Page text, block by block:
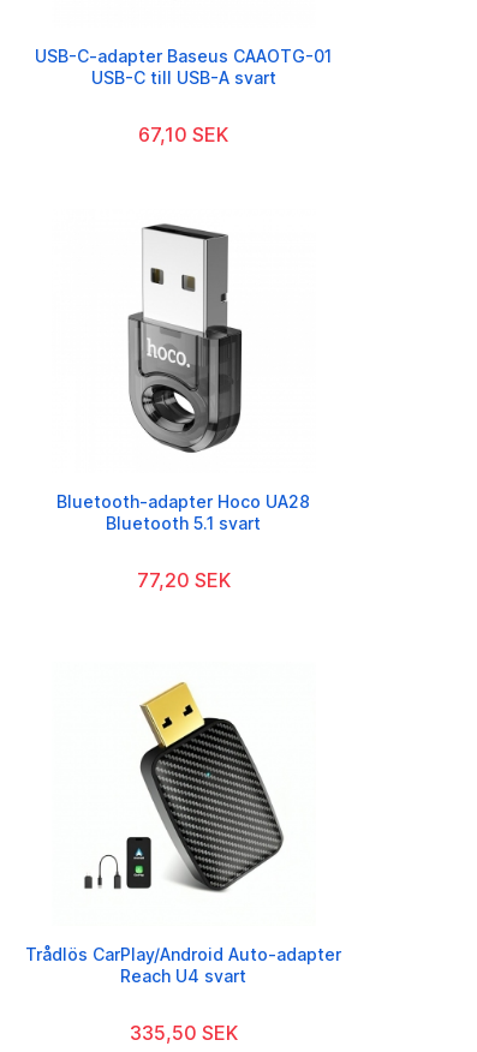
USB-C-adapter Baseus CAAOTG-01
USB-C till USB-A svart
67,10 SEK
Bluetooth-adapter Hoco UA28
Bluetooth 5.1 svart
77,20 SEK
Trådlös CarPlay/Android Auto-adapter
Reach U4 svart
335,50 SEK